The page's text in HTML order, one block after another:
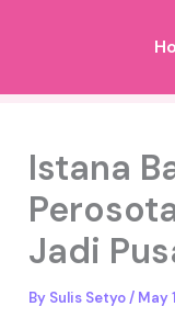
Istana
Jadi
By Sulis Setyo/ May